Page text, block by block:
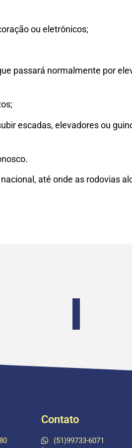
ou eletrônicos;
passará normalmente por
escadas, elevadores ou
até onde as rodovias
Contato
(51)99733-6071